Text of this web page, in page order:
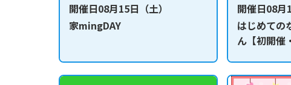
開催日08月15日（土）
家mingDAY
開催日08月
はじめての
ん【初開催